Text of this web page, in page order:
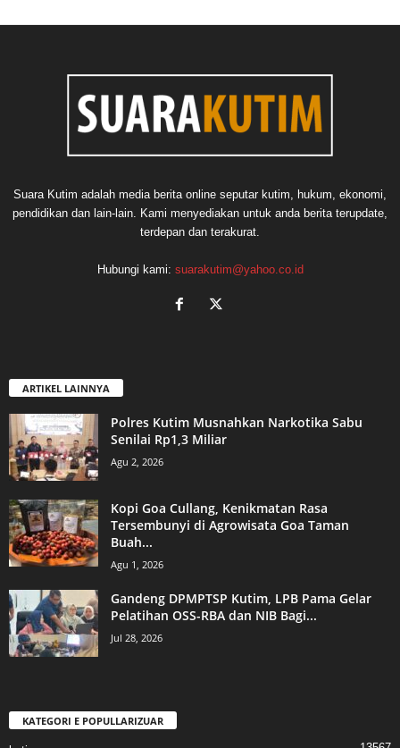
Suara Kutim adalah media berita online seputar kutim, hukum, ekonomi,
pendidikan dan lain-lain. Kami menyediakan untuk anda berita terupdate,
terdepan dan terakurat.
Hubungi kami: suarakutim@yahoo.co.id
ARTIKEL LAINNYA
Polres Kutim Musnahkan Narkotika Sabu
Senilai Rp1,3 Miliar
Agu 2, 2026
Kopi Goa Cullang, Kenikmatan Rasa
Tersembunyi di Agrowisata Goa Taman
Buah...
Agu 1, 2026
Gandeng DPMPTSP Kutim, LPB Pama Gelar
Pelatihan OSS-RBA dan NIB Bagi...
Jul 28, 2026
KATEGORI E POPULLARIZUAR